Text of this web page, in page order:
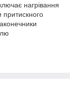
нагрівання
притискного